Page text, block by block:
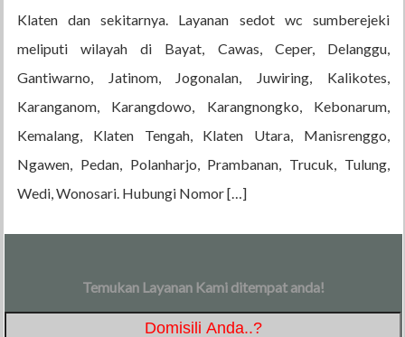
Klaten dan sekitarnya. Layanan sedot wc sumberejeki
meliputi wilayah di Bayat, Cawas, Ceper, Delanggu,
Gantiwarno, Jatinom, Jogonalan, Juwiring, Kalikotes,
Karanganom, Karangdowo, Karangnongko, Kebonarum,
Kemalang, Klaten Tengah, Klaten Utara, Manisrenggo,
Ngawen, Pedan, Polanharjo, Prambanan, Trucuk, Tulung,
Wedi, Wonosari. Hubungi Nomor […]
Temukan Layanan Kami ditempat anda!